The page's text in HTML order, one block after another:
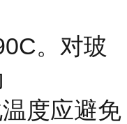
。对玻
度应避免